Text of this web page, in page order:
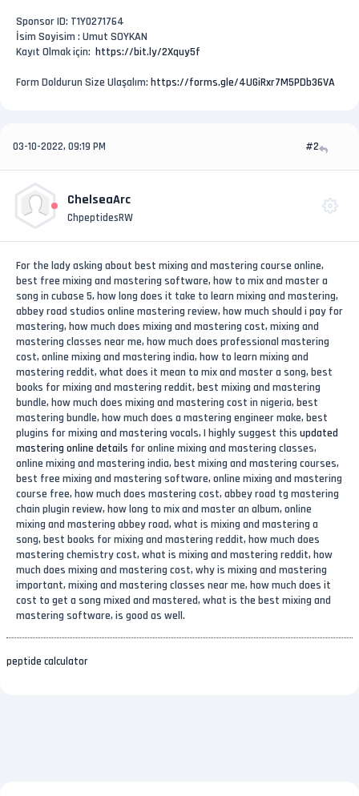
Sponsor ID: T1Y0271764
İsim Soyisim : Umut SOYKAN
Kayıt Olmak için: https://bit.ly/2Xquy5f
Form Doldurun Size Ulaşalım: https://forms.gle/4UGiRxr7M5PDb36VA
03-10-2022, 09:19 PM #2
ChelseaArc
ChpeptidesRW
For the lady asking about best mixing and mastering course online,
best free mixing and mastering software, how to mix and master a
song in cubase 5, how long does it take to learn mixing and mastering,
abbey road studios online mastering review, how much should i pay for
mastering, how much does mixing and mastering cost, mixing and
mastering classes near me, how much does professional mastering
cost, online mixing and mastering india, how to learn mixing and
mastering reddit, what does it mean to mix and master a song, best
books for mixing and mastering reddit, best mixing and mastering
bundle, how much does mixing and mastering cost in nigeria, best
mastering bundle, how much does a mastering engineer make, best
plugins for mixing and mastering vocals, I highly suggest this updated
mastering online details for online mixing and mastering classes,
online mixing and mastering india, best mixing and mastering courses,
best free mixing and mastering software, online mixing and mastering
course free, how much does mastering cost, abbey road tg mastering
chain plugin review, how long to mix and master an album, online
mixing and mastering abbey road, what is mixing and mastering a
song, best books for mixing and mastering reddit, how much does
mastering chemistry cost, what is mixing and mastering reddit, how
much does mixing and mastering cost, why is mixing and mastering
important, mixing and mastering classes near me, how much does it
cost to get a song mixed and mastered, what is the best mixing and
mastering software, is good as well.
peptide calculator